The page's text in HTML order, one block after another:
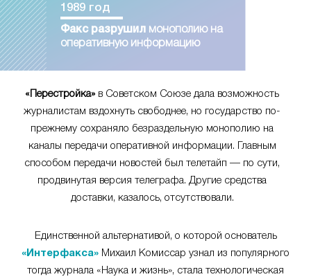
1989 год
Факс разрушил
монополию на
оперативную информацию
«Перестройка»в Советском Союзе дала возможность
журналистам вздохнуть свободнее, но государство по-
прежнему сохраняло безраздельную монополию на
каналы передачи оперативной информации. Главным
способом передачи новостей был телетайп — по сути,
продвинутая версия телеграфа. Другие средства
доставки, казалось, отсутствовали.
Единственной альтернативой, о которой основатель
«Интерфакса» Михаил Комиссар узнал из популярного
тогда журнала «Наука и жизнь», стала технологическая